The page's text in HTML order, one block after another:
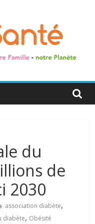
du
de
2030
association diabète,
diabète, Obésité